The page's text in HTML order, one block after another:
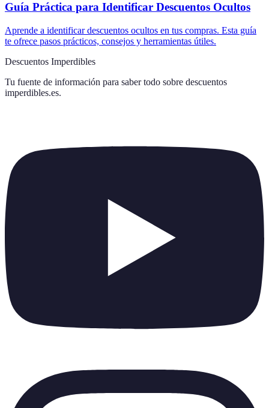
Guía Práctica para Identificar Descuentos Ocultos
Aprende a identificar descuentos ocultos en tus compras. Esta guía
te ofrece pasos prácticos, consejos y herramientas útiles.
Descuentos Imperdibles
Tu fuente de información para saber todo sobre descuentos
imperdibles.es.